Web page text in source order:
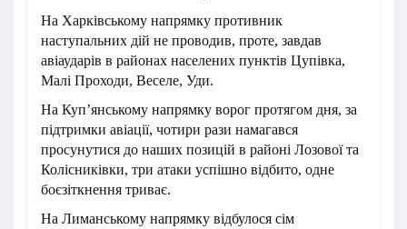
На Харківському напрямку противник
наступальних дій не проводив, проте, завдав
авіаударів в районах населених пунктів Цупівка,
Малі Проходи, Веселе, Уди.
На Куп’янському напрямку ворог протягом дня, за
підтримки авіації, чотири рази намагався
просунутися до наших позицій в районі Лозової та
Колісниківки, три атаки успішно відбито, одне
боєзіткнення триває.
На Лиманському напрямку відбулося сім